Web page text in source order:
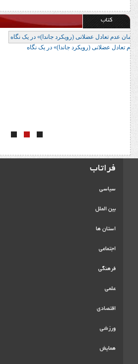
کتاب
کتاب «ارزیابی و درمان عدم تعادل عضلانی (رویکرد
فراتاب
سیاسی
بین الملل
استان ها
اجتماعی
فرهنگی
علمی
اقتصادی
ورزشی
همایش